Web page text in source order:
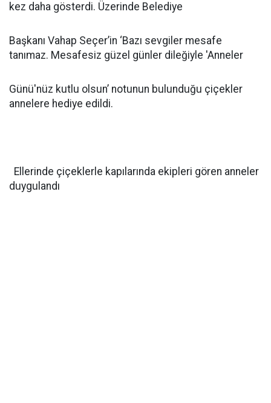
kez daha gösterdi. Üzerinde Belediye
Başkanı Vahap Seçer’in ‘Bazı sevgiler mesafe
tanımaz. Mesafesiz güzel günler dileğiyle 'Anneler
Günü'nüz kutlu olsun’ notunun bulunduğu çiçekler
annelere hediye edildi.
Ellerinde çiçeklerle kapılarında ekipleri gören anneler
duygulandı